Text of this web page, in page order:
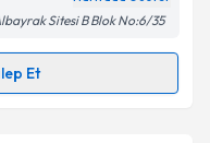
ilişkin
verilerimin belirtilen
Sitesi B Blok No:6/35
Et